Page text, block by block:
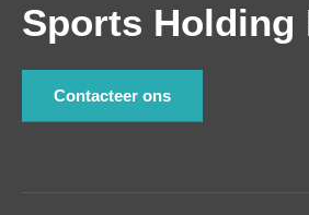
Sports Holding
Contacteer ons